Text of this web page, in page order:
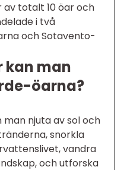
totalt 10 öar och
i två
och Sotavento-
kan man
öarna?
njuta av sol och
snorkla
vandra
och utforska